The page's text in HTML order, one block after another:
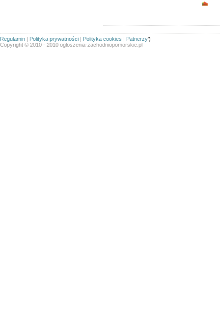
Regulamin | Polityka prywatności | Polityka cookies | Patnerzy
Copyright © 2010 - 2010 ogloszenia-zachodniopomorskie.pl
')